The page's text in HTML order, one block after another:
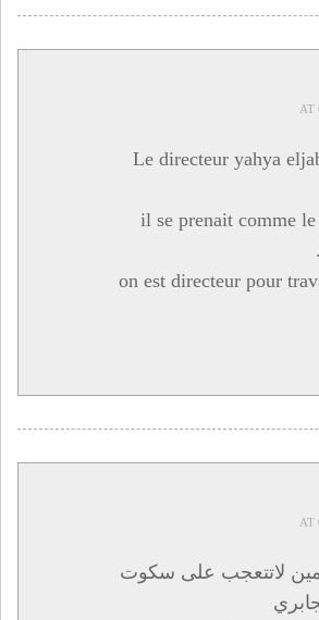
Le directeur yahya
il se prenait comme
on est directeur pour
لاتتعجب على سكوت